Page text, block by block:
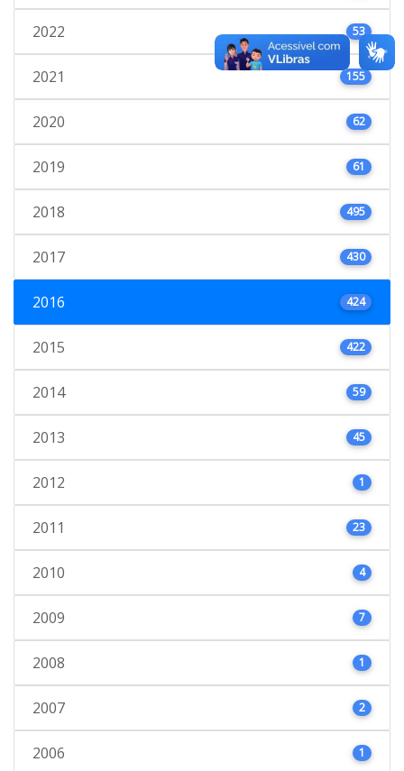
2022 53
2021 155
2020 62
2019 61
2018 495
2017 430
2016 424
2015 422
2014 59
2013 45
2012 1
2011 23
2010 4
2009 7
2008 1
2007 2
2006 1